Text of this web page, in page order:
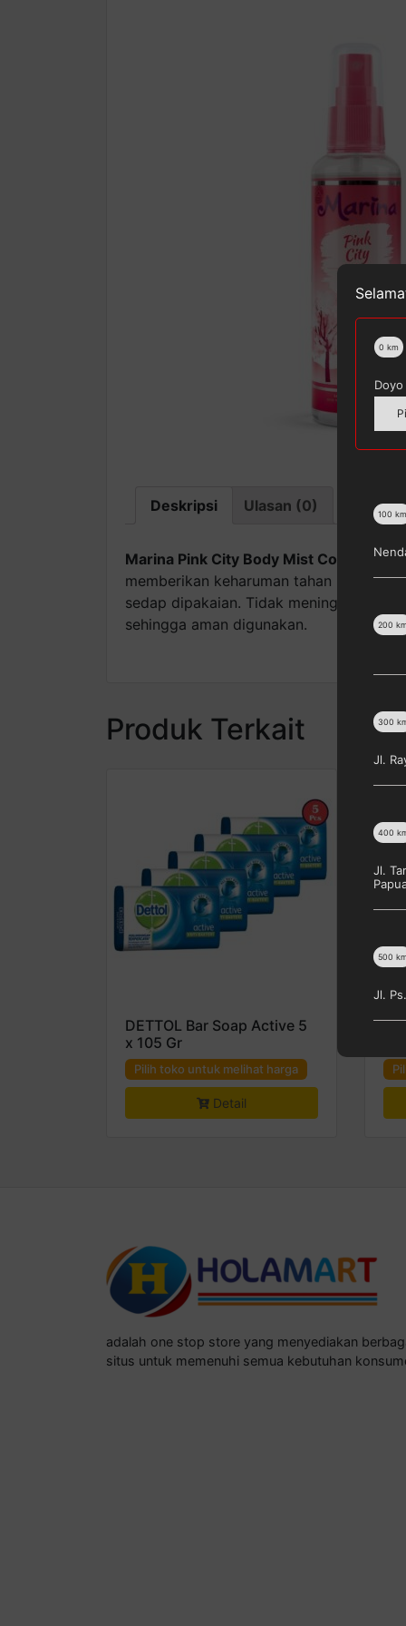
Deskripsi Ulasan (0)
Marina Pink City Body Mist Cologne –
memberikan keharuman tahan lama.
sedap dipakaian. Tidak meninggalkan
sehingga aman digunakan.
Produk Terkait
DETTOL Bar Soap Active 5
x 105 Gr
Pilih toko untuk melihat harga
Detail
adalah one stop store yang menyediakan
situs untuk memenuhi semua kebutuhan
0 km
100 km
200
300
Jl.
400
Jl.
500
Jl.